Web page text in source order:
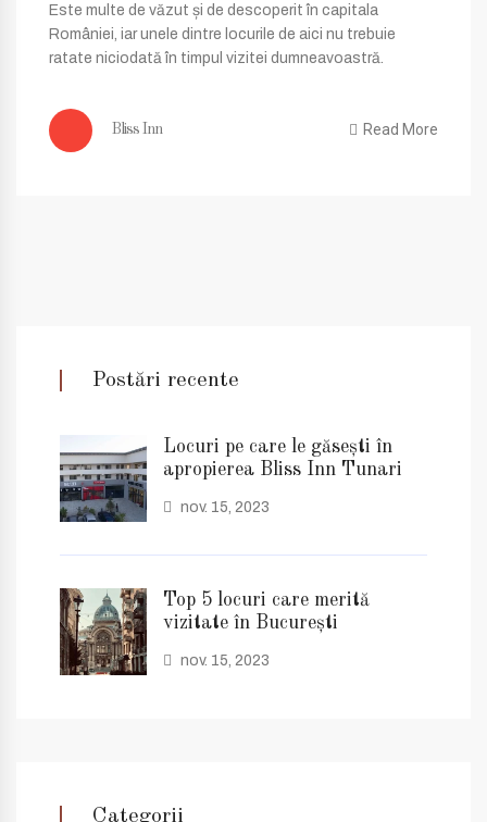
Este multe de văzut și de descoperit în capitala
României, iar unele dintre locurile de aici nu trebuie
ratate niciodată în timpul vizitei dumneavoastră.
Bliss Inn Read More
Postări recente
Locuri pe care le găsești în
apropierea Bliss Inn Tunari
nov. 15, 2023
Top 5 locuri care merită
vizitate în București
nov. 15, 2023
Categorii